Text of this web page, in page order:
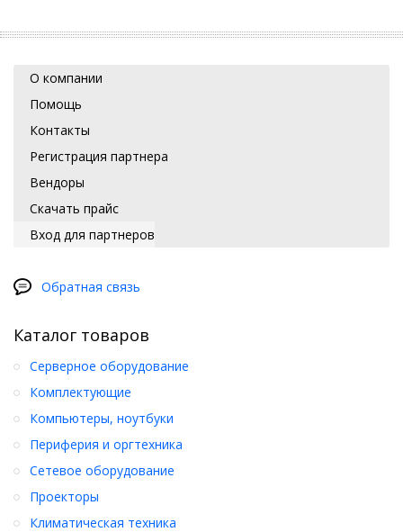
О компании
Помощь
Контакты
Регистрация партнера
Вендоры
Скачать прайс
Вход для партнеров
Обратная связь
Каталог товаров
Серверное оборудование
Комплектующие
Компьютеры, ноутбуки
Периферия и оргтехника
Сетевое оборудование
Проекторы
Климатическая техника